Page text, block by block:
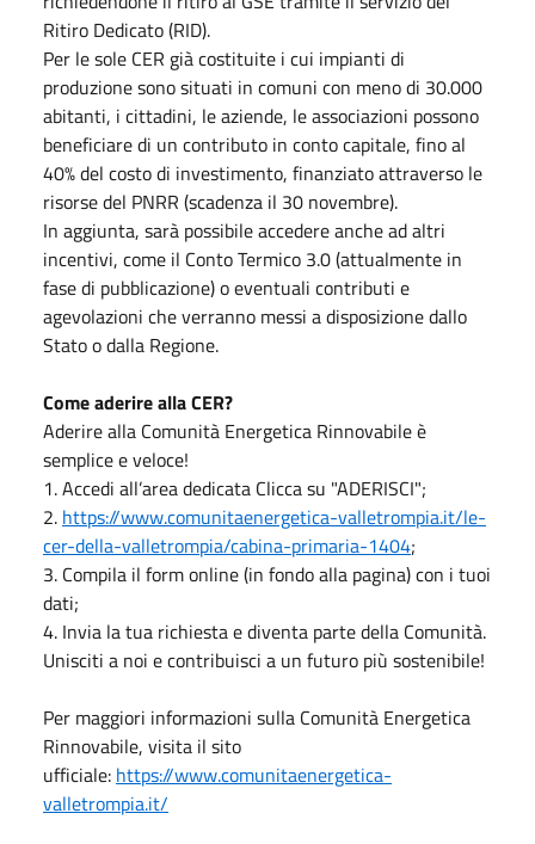
Ritiro Dedicato (RID).
Per le sole CER già costituite i cui impianti di
produzione sono situati in comuni con meno di 30.000
abitanti, i cittadini, le aziende, le associazioni possono
beneficiare di un contributo in conto capitale, fino al
40% del costo di investimento, finanziato attraverso le
risorse del PNRR (scadenza il 30 novembre).
In aggiunta, sarà possibile accedere anche ad altri
incentivi, come il Conto Termico 3.0 (attualmente in
fase di pubblicazione) o eventuali contributi e
agevolazioni che verranno messi a disposizione dallo
Stato o dalla Regione.
Come aderire alla CER?
Aderire alla Comunità Energetica Rinnovabile è
semplice e veloce!
1. Accedi all’area dedicata Clicca su "ADERISCI";
2. https://www.comunitaenergetica-valletrompia.it/le-
cer-della-valletrompia/cabina-primaria-1404;
3. Compila il form online (in fondo alla pagina) con i tuoi
dati;
4. Invia la tua richiesta e diventa parte della Comunità.
Unisciti a noi e contribuisci a un futuro più sostenibile!
Per maggiori informazioni sulla Comunità Energetica
Rinnovabile, visita il sito
ufficiale: https://www.comunitaenergetica-
valletrompia.it/